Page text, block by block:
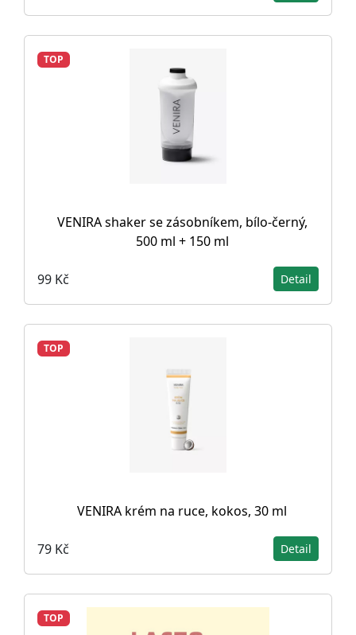
TOP
VENIRA shaker se zásobníkem, bílo-černý,
500 ml + 150 ml
99 Kč Detail
TOP
VENIRA krém na ruce, kokos, 30 ml
79 Kč Detail
TOP